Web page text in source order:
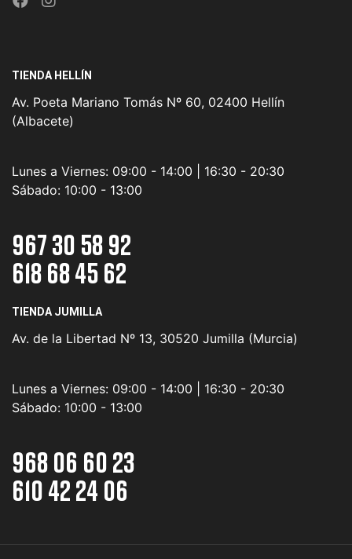
TIENDA HELLÍN
Av. Poeta Mariano Tomás Nº 60, 02400 Hellín
(Albacete)
Lunes a Viernes: 09:00 - 14:00 | 16:30 - 20:30
Sábado: 10:00 - 13:00
967 30 58 92
618 68 45 62
TIENDA JUMILLA
Av. de la Libertad Nº 13, 30520 Jumilla (Murcia)
Lunes a Viernes: 09:00 - 14:00 | 16:30 - 20:30
Sábado: 10:00 - 13:00
968 06 60 23
610 42 24 06